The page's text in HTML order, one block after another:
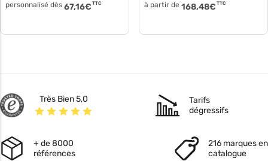
personnalisé dès 67,16€ TTC à partir de 168,48€ TTC
Très Bien 5,0
Tarifs
dégressifs
+ de 8000
références
216 marques en
catalogue